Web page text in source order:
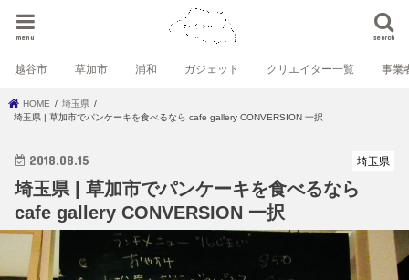
search
menu
越谷市 草加市 浦和 ガジェット クリエイター一覧 事業
HOME
埼玉県
埼玉県 | 草加市でパンケーキを食べるなら ‪cafe gallery CONVERSION 一択
埼玉県
2018.08.15
埼玉県 | 草加市でパンケーキを食べるなら
‪cafe gallery CONVERSION 一択